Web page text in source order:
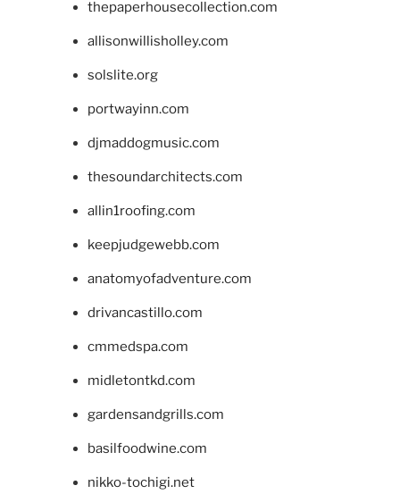
thepaperhousecollection.com
allisonwillisholley.com
solslite.org
portwayinn.com
djmaddogmusic.com
thesoundarchitects.com
allin1roofing.com
keepjudgewebb.com
anatomyofadventure.com
drivancastillo.com
cmmedspa.com
midletontkd.com
gardensandgrills.com
basilfoodwine.com
nikko-tochigi.net